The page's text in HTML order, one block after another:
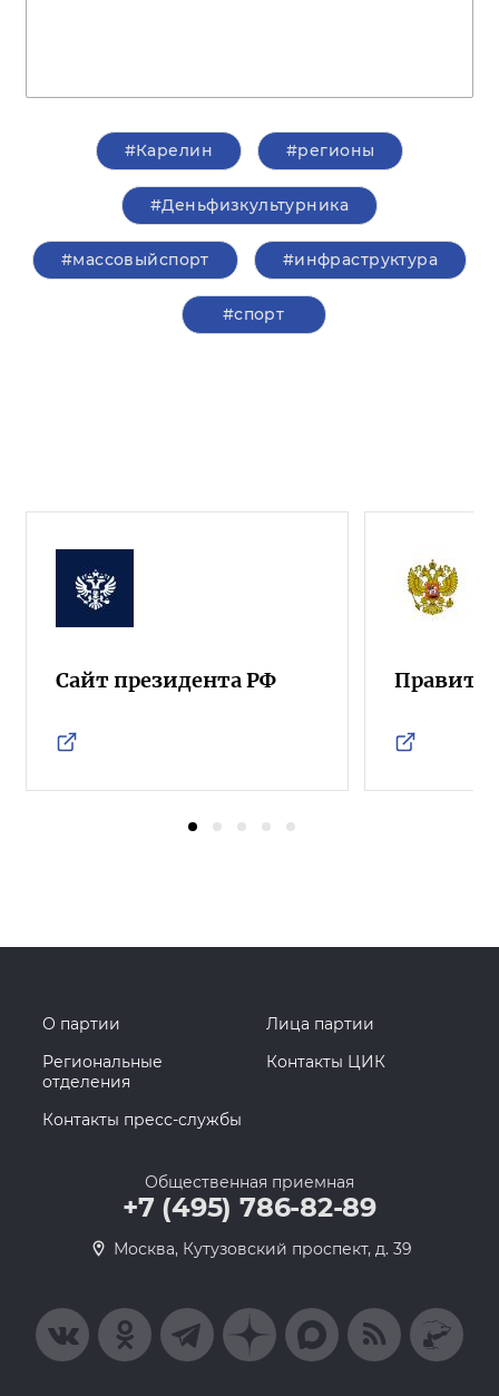
#Карелин #регионы
#Деньфизкультурника
#массовыйспорт #инфраструктура
#спорт
Сайт президента РФ
О партии
Лица партии
Региональные
отделения
Контакты ЦИК
Контакты пресс-службы
Общественная приемная
+7 (495) 786-82-89
Москва, Кутузовский проспект, д. 39